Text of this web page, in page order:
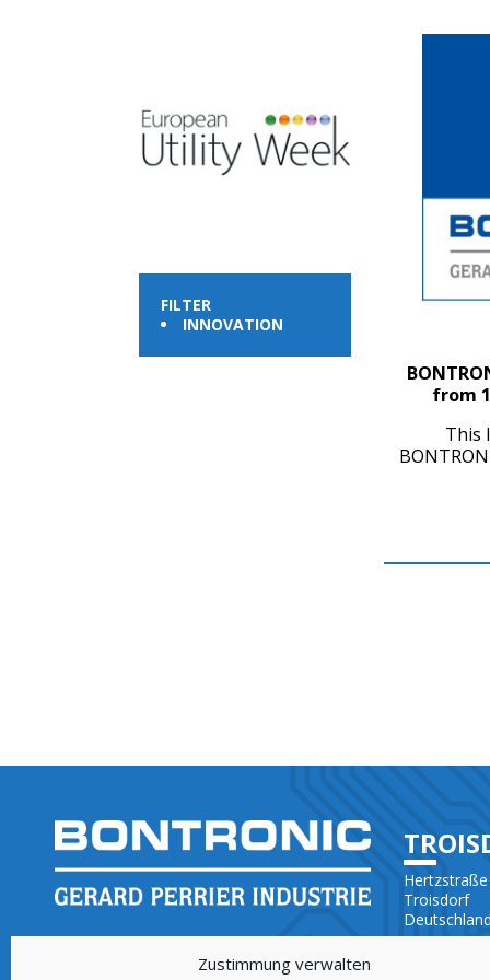
Zustimmung verwalten
FILTER
INNOVATION
from
This
IHR PARTNER IN ELEKTRONIK
ENTWICKLUNG (ODM) UND FERTIGUNG
Troisdorf